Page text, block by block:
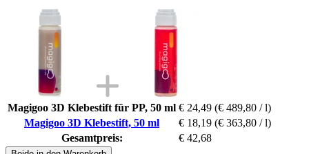
Magigoo 3D Klebestift für PP, 50 ml € 24,49 (€ 489,80 / l)
Magigoo 3D Klebestift, 50 ml
€ 18,19 (€ 363,80 / l)
Gesamtpreis:
€ 42,68